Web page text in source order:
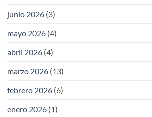
junio 2026 (3)
mayo 2026 (4)
abril 2026 (4)
marzo 2026 (13)
febrero 2026 (6)
enero 2026 (1)